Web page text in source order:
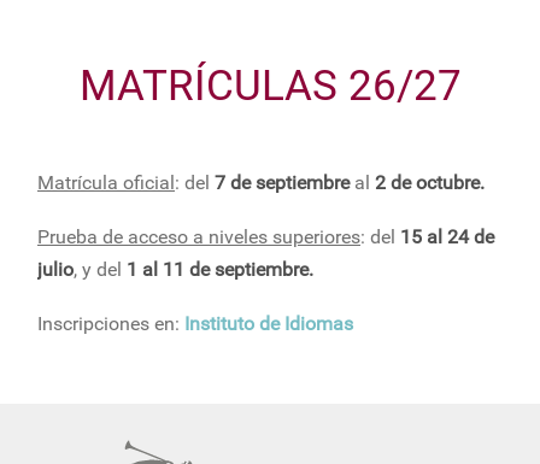
MATRÍCULAS 26/27
Matrícula oficial: del 7 de septiembreal 2 de octubre.
Prueba de acceso a niveles superiores: del 15 al 24 de
julio, y del 1 al 11 de septiembre.
Inscripciones en: Instituto de Idiomas